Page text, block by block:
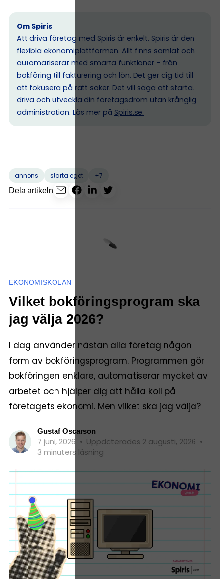
Om Spiris
Att driva företag med Spiris är enkelt. Spiris är den
flexibla ekonomiplattformen. Allt finns samlat och
automatiserat med smarta funktioner – från
bokföring till fakturering och lön. Det ger dig tid till
att fokusera på rätt saker. Det vill säga att starta,
driva och utveckla din företagsdröm utan krånglig
administration. Läs mer på Spiris.se.
annons starta eget
+7
Dela artikeln
EKONOMISKOLAN
Vilket bokföringsprogram ska
jag välja 2026?
I dag använder nästan alla företag någon
form av bokföringsprogram. Programmen gör
bokföringen enklare, automatiserar mycket av
arbetet och hjälper dig att hålla koll på
företagets ekonomi. Men vilket ska jag välja?
Gustaf Oscarson
7 juni, 2026 • Uppdaterades 2 augusti, 2026 •
3 minuters läsning